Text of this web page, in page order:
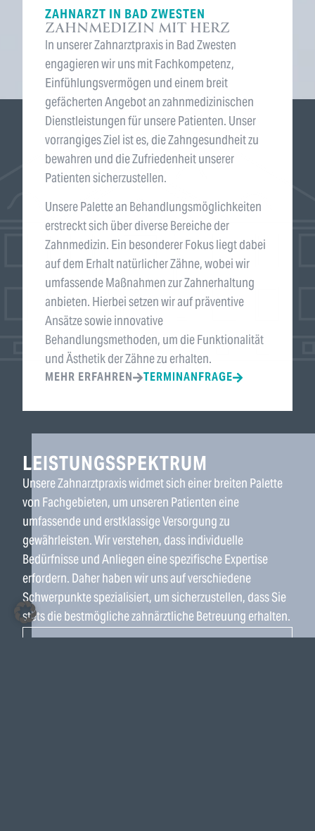
ZAHNARZT IN BAD ZWESTEN
ZAHNMEDIZIN MIT HERZ
In unserer Zahnarztpraxis in Bad Zwesten
engagieren wir uns mit Fachkompetenz,
Einfühlungsvermögen und einem breit
gefächerten Angebot an zahnmedizinischen
Dienstleistungen für unsere Patienten. Unser
vorrangiges Ziel ist es, die Zahngesundheit zu
bewahren und die Zufriedenheit unserer
Patienten sicherzustellen.
Unsere Palette an Behandlungsmöglichkeiten
erstreckt sich über diverse Bereiche der
Zahnmedizin. Ein besonderer Fokus liegt dabei
auf dem Erhalt natürlicher Zähne, wobei wir
umfassende Maßnahmen zur Zahnerhaltung
anbieten. Hierbei setzen wir auf präventive
Ansätze sowie innovative
Behandlungsmethoden, um die Funktionalität
und Ästhetik der Zähne zu erhalten.
MEHR ERFAHREN TERMINANFRAGE
LEISTUNGSSPEKTRUM
Unsere Zahnarztpraxis widmet sich einer breiten Palette
von Fachgebieten, um unseren Patienten eine
umfassende und erstklassige Versorgung zu
gewährleisten. Wir verstehen, dass individuelle
Bedürfnisse und Anliegen eine spezifische Expertise
erfordern. Daher haben wir uns auf verschiedene
Schwerpunkte spezialisiert, um sicherzustellen, dass Sie
stets die bestmögliche zahnärztliche Betreuung erhalten.